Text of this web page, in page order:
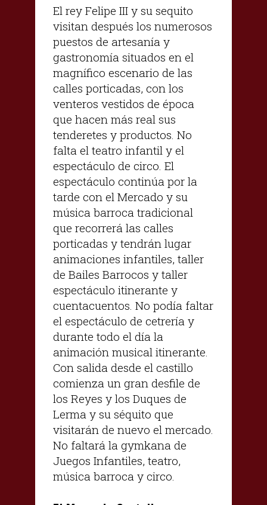
El rey Felipe III y su sequito
visitan después los numerosos
puestos de artesanía y
gastronomía situados en el
magnífico escenario de las
calles porticadas, con los
venteros vestidos de época
que hacen más real sus
tenderetes y productos. No
falta el teatro infantil y el
espectáculo de circo. El
espectáculo continúa por la
tarde con el Mercado y su
música barroca tradicional
que recorrerá las calles
porticadas y tendrán lugar
animaciones infantiles, taller
de Bailes Barrocos y taller
espectáculo itinerante y
cuentacuentos. No podía faltar
el espectáculo de cetrería y
durante todo el día la
animación musical itinerante.
Con salida desde el castillo
comienza un gran desfile de
los Reyes y los Duques de
Lerma y su séquito que
visitarán de nuevo el mercado.
No faltará la gymkana de
Juegos Infantiles, teatro,
música barroca y circo.